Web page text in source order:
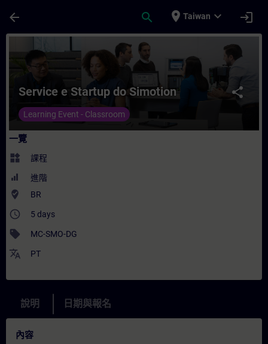
arrow_back search place Taiwan expand_more login
課程 - Service e Startup do Simotion - 培
share
Service e Startup do Simotion
Learning Event - Classroom
一覽
widgets 課程
進階
where_to_vote BR
access_time 5 days
sell MC-SMO-DG
translate PT
說明 日期與報名
內容